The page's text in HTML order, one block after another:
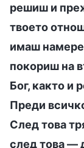
решиш и
твоето
имаш
покориш на
Бог, както и
Преди
След това
след това —